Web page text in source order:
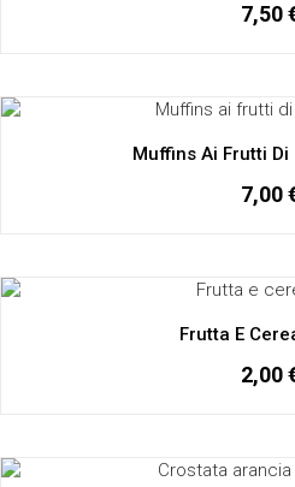
7,50
Muffins Ai Frutti
7,00
Frutta E
2,00